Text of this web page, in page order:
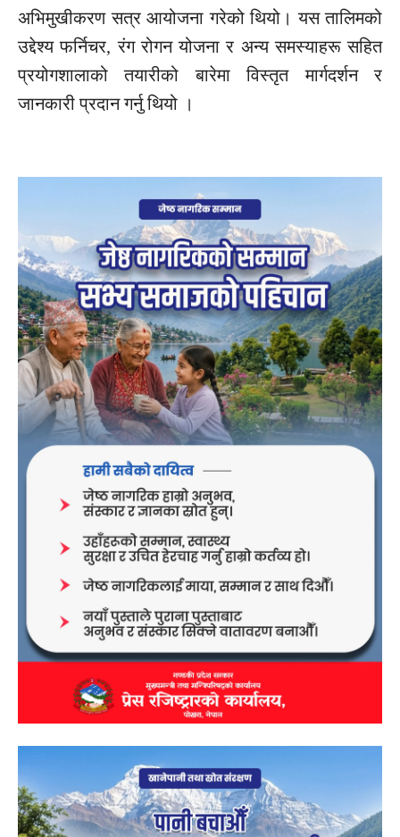
अभिमुखीकरण सत्र आयोजना गरेको थियो। यस तालिमको
उद्देश्य फर्निचर, रंग रोगन योजना र अन्य समस्याहरू सहित
प्रयोगशालाको तयारीको बारेमा विस्तृत मार्गदर्शन र
जानकारी प्रदान गर्नु थियो ।